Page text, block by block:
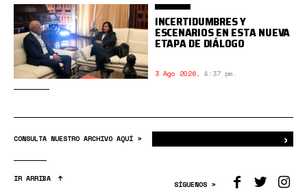
INCERTIDUMBRES Y
ESCENARIOS EN ESTA NUEVA
ETAPA DE DIÁLOGO
3 Ago 2026, 4:37 pm.
CONSULTA NUESTRO ARCHIVO AQUÍ > ›
IR ARRIBA
SÍGUENOS >